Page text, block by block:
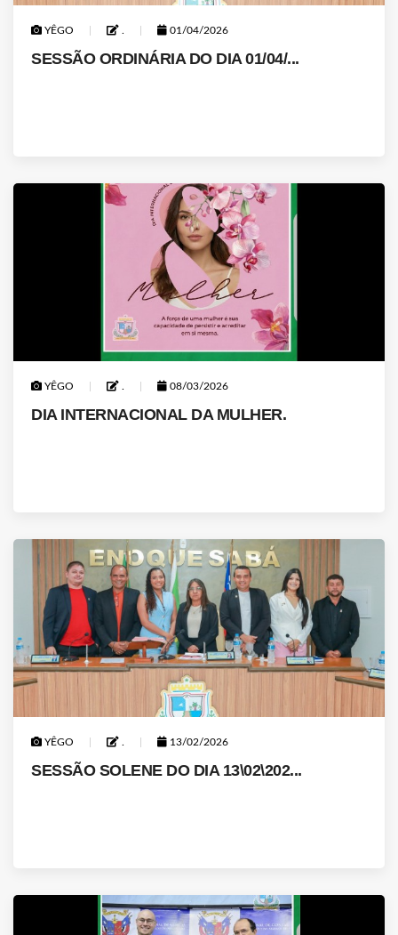
YÊGO . 01/04/2026
SESSÃO ORDINÁRIA DO DIA 01/04/...
YÊGO . 08/03/2026
DIA INTERNACIONAL DA MULHER.
YÊGO . 13/02/2026
SESSÃO SOLENE DO DIA 13\02\202...